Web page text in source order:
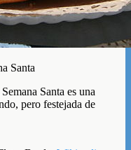
Santa
Santa es una
pero festejada de